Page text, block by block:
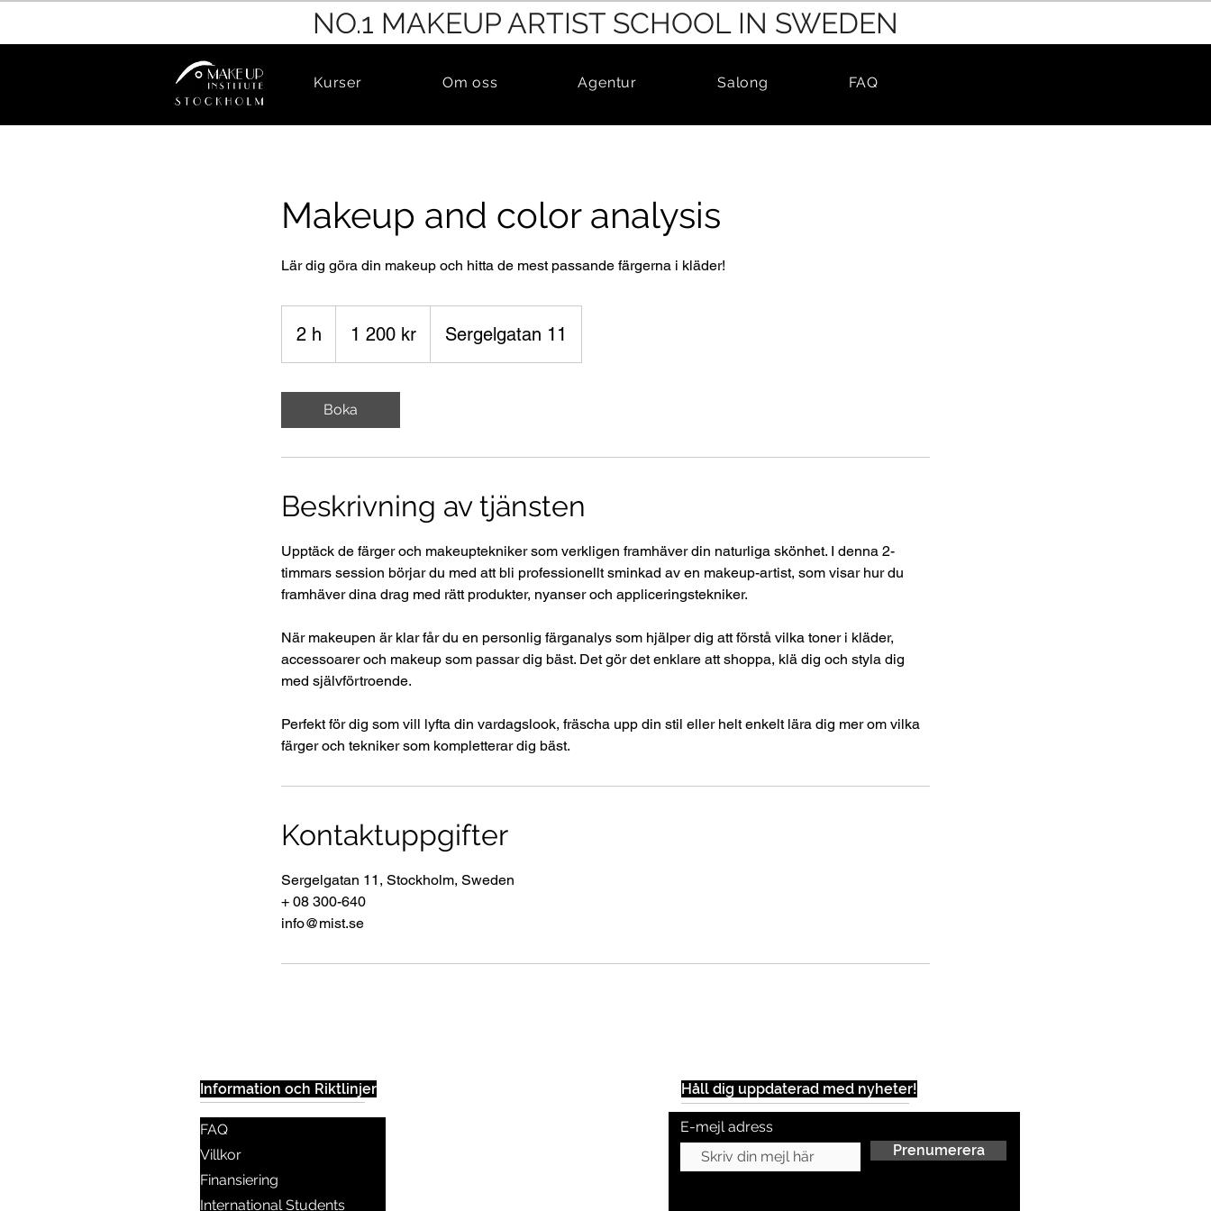
NO.1 MAKEUP ARTIST SCHOOL IN SWEDEN
Kurser Om oss Agentur Salong FAQ
Makeup and color analysis
Lär dig göra din makeup och hitta de mest passande färgerna i kläder!
2 h
h
kronor1 200 kr Sergelgatan 11
Boka
Beskrivning av tjänsten
Upptäck de färger och makeuptekniker som verkligen framhäver din naturliga skönhet. I denna 2-
timmars session börjar du med att bli professionellt sminkad av en makeup-artist, som visar hur du
framhäver dina drag med rätt produkter, nyanser och appliceringstekniker.
När makeupen är klar får du en personlig färganalys som hjälper dig att förstå vilka toner i kläder,
accessoarer och makeup som passar dig bäst. Det gör det enklare att shoppa, klä dig och styla dig
med självförtroende.
Perfekt för dig som vill lyfta din vardagslook, fräscha upp din stil eller helt enkelt lära dig mer om vilka
färger och tekniker som kompletterar dig bäst.
Kontaktuppgifter
Sergelgatan 11, Stockholm, Sweden
+ 08 300-640
info@mist.se
Information och Riktlinjer
FAQ
Villkor
Finansiering
International Students
Håll dig uppdaterad med nyheter!
E-mejl adress
Prenumerera